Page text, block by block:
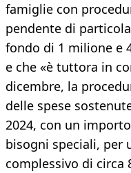
famiglie con
pendente di
fondo di 1 milione e
e che «è tuttora in
dicembre, la
delle spese
2024, con un
bisogni speciali, per
complessivo di circa